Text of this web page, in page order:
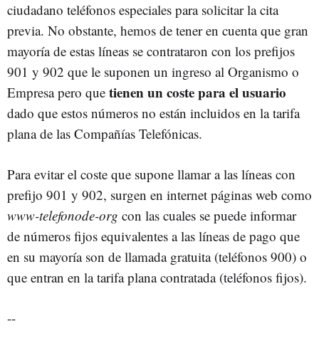
ciudadano teléfonos especiales para solicitar la cita
previa. No obstante, hemos de tener en cuenta que gran
mayoría de estas líneas se contrataron con los prefijos
901 y 902 que le suponen un ingreso al Organismo o
Empresa pero que tienen un coste para el usuario
dado que estos números no están incluidos en la tarifa
plana de las Compañías Telefónicas.
Para evitar el coste que supone llamar a las líneas con
prefijo 901 y 902, surgen en internet páginas web como
www-telefonode-org con las cuales se puede informar
de números fijos equivalentes a las líneas de pago que
en su mayoría son de llamada gratuita (teléfonos 900) o
que entran en la tarifa plana contratada (teléfonos fijos).
--